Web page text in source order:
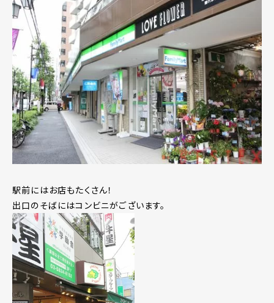
駅前にはお店もたくさん！
出口のそばにはコンビニがございます。